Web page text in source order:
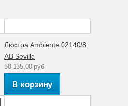
Люстра Ambiente 02140/8
AB Seville
58 135,00 руб
В корзину